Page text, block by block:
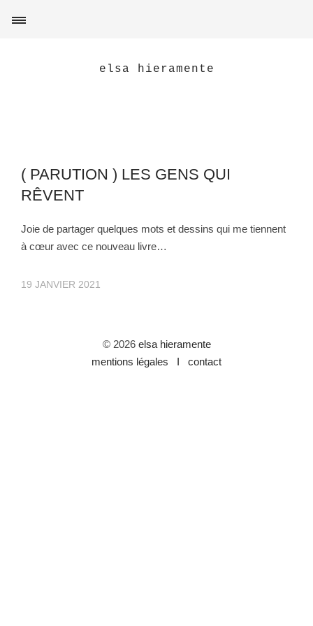
elsa hieramente
( PARUTION ) LES GENS QUI
RÊVENT
Joie de partager quelques mots et dessins qui me tiennent
à cœur avec ce nouveau livre…
19 JANVIER 2021
© 2026 elsa hieramente
mentions légales I
contact